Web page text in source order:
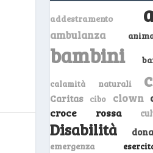
addestramento
ambulanza
bambini
calamità naturali
Caritas cibo clown
croce rossa
Disabilità
emergenza